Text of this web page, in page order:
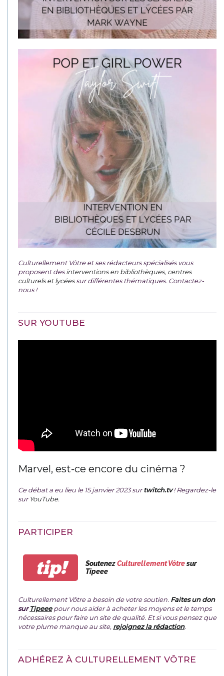
Culturellement Vôtre et ses rédacteurs spécialisés vous
proposent desinterventions en bibliothèques, centres
culturels et lycéessur différentes thématiques. Contactez-
nous !
SUR YOUTUBE
Marvel, est-ce encore du cinéma ?
Ce débat a eu lieu le 15 janvier 2023 surtwitch.tv ! Regardez-le
surYouTube.
PARTICIPER
tip! SoutenezCulturellement Vôtresur
Tipeee
Culturellement Vôtre a besoin de votre soutien. Faites un don
surTipeeepour nous aider à acheter les moyens et le temps
nécessaires pour faire un site de qualité. Et si vous pensez que
votre plume manque au site, rejoignez la rédaction.
ADHÉREZ À CULTURELLEMENT VÔTRE